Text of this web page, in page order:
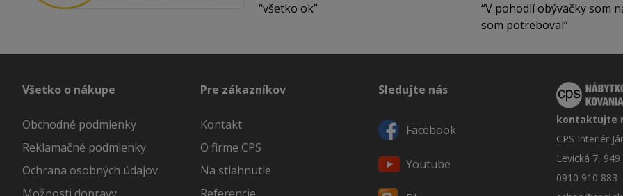
všetko ok
V pohodlí obývačky som
som potreboval
Všetko o nákupe
Obchodné podmienky
Reklamačné podmienky
Ochrana osobných údajov
Pre zákazníkov
Kontakt
O firme CPS
Na stiahnutie
Sledujte nás
Facebook
Youtube
kontaktujte
CPS Interiér
Levická 7,
0910 910 883